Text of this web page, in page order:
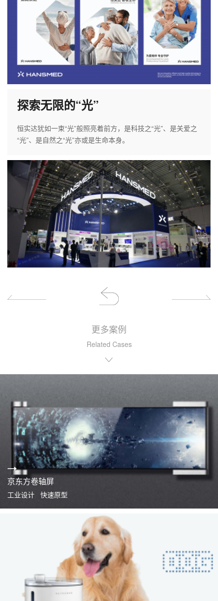
探索无限的“光”
恒实达犹如一束“光”般照亮着前方，是科技之“光”、是关爱之
“光”、是自然之“光”亦或是生命本身。
更多案例
Related Cases
京东方卷轴屏
工业设计 快速原型